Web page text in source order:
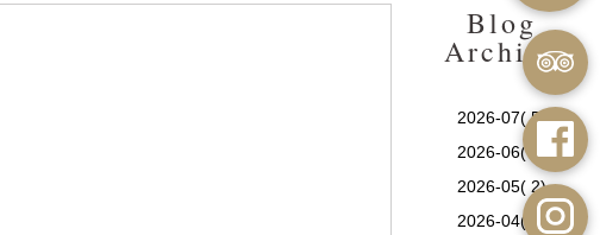
Blog
Archive
2026-07( 5)
2026-06( 2)
2026-05( 2)
2026-04( 1)